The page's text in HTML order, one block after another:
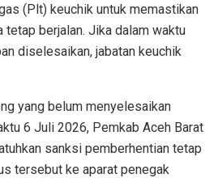
(Plt) keuchik untuk memastikan
tetap berjalan. Jika dalam waktu
diselesaikan, jabatan keuchik
yang belum menyelesaikan
6 Juli 2026, Pemkab Aceh Barat
sanksi pemberhentian tetap
tersebut ke aparat penegak